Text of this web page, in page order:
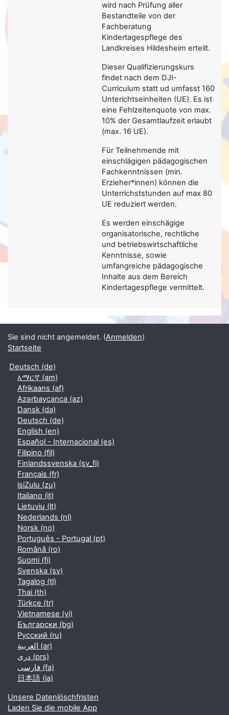
wird nach Prüfung aller
Bestandteile von der
Fachberatung
Kindertagespflege des
Landkreises Hildesheim erteilt.
Dieser Qualifizierungskurs
findet nach dem DJI-
Curriculum statt ud umfasst 160
Unterichtseinheiten (UE). Es ist
eine Fehlzeitenquote von max.
10% der Gesamtlaufzeit erlaubt
(max. 16 UE).
Für Teilnehmende mit
einschlägigen pädagogischen
Fachkenntnissen (min.
Erzieher*innen) können die
Unterrichststunden auf max 80
UE reduziert werden.
Es werden einschägige
organisatorische, rechtliche
und betriebswirtschaftliche
Kenntnisse, sowie
umfangreiche pädagogische
Inhalte aus dem Bereich
Kindertagespflege vermittelt.
Sie sind nicht angemeldet. (Anmelden)
Startseite
Deutsch ‎(de)‎
አማርኛ ‎(am)‎
Afrikaans ‎(af)‎
Azərbaycanca ‎(az)‎
Dansk ‎(da)‎
Deutsch ‎(de)‎
English ‎(en)‎
Español - Internacional ‎(es)‎
Filipino ‎(fil)‎
Finlandssvenska ‎(sv_fi)‎
Français ‎(fr)‎
isiZulu ‎(zu)‎
Italiano ‎(it)‎
Lietuvių ‎(lt)‎
Nederlands ‎(nl)‎
Norsk ‎(no)‎
Português - Portugal ‎(pt)‎
Română ‎(ro)‎
Suomi ‎(fi)‎
Svenska ‎(sv)‎
Tagalog ‎(tl)‎
Thai ‎(th)‎
Türkçe ‎(tr)‎
Vietnamese ‎(vi)‎
Български ‎(bg)‎
Русский ‎(ru)‎
العربية ‎(ar)‎
دری ‎(prs)‎
فارسی ‎(fa)‎
日本語 ‎(ja)‎
Unsere Datenlöschfristen
Laden Sie die mobile App